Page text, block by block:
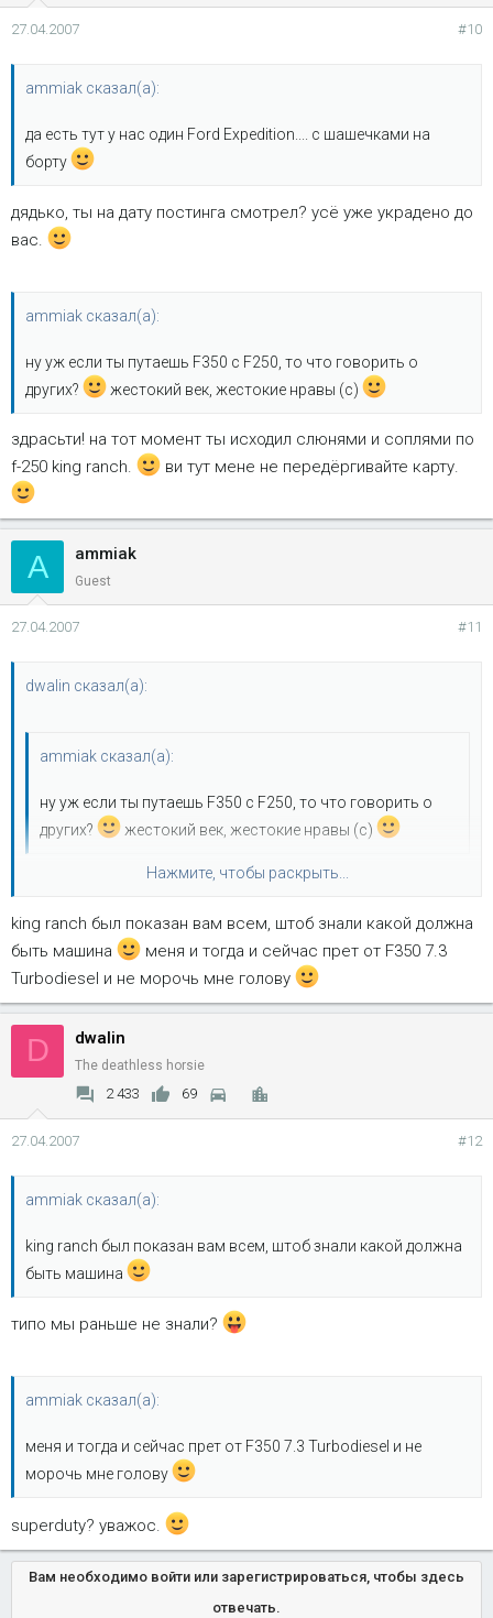
27.04.2007 #10
ammiak сказал(а):
да есть тут у нас один Ford Expedition.... с шашечками на
борту
дядько, ты на дату постинга смотрел? усё уже украдено до
вас.
ammiak сказал(а):
ну уж если ты путаешь F350 с F250, то что говорить о
других?
жестокий век, жестокие нравы (с)
здрасьти! на тот момент ты исходил слюнями и соплями по
f-250 king ranch.
ви тут мене не передёргивайте карту.
A ammiak
Guest
27.04.2007 #11
dwalin сказал(а):
ammiak сказал(а):
ну уж если ты путаешь F350 с F250, то что говорить о
других?
жестокий век, жестокие нравы (с)
Нажмите, чтобы раскрыть...
здрасьти! на тот момент ты исходил слюнями и соплями по
Нажмите, чтобы раскрыть...
king ranch был показан вам всем, штоб знали какой должна
быть машина
меня и тогда и сейчас прет от F350 7.3
Turbodiesel и не морочь мне голову
D dwalin
The deathless horsie
2 433 69
27.04.2007 #12
ammiak сказал(а):
king ranch был показан вам всем, штоб знали какой должна
быть машина
типо мы раньше не знали?
ammiak сказал(а):
меня и тогда и сейчас прет от F350 7.3 Turbodiesel и не
морочь мне голову
superduty? уважос.
Вам необходимо войти или зарегистрироваться, чтобы здесь
отвечать.